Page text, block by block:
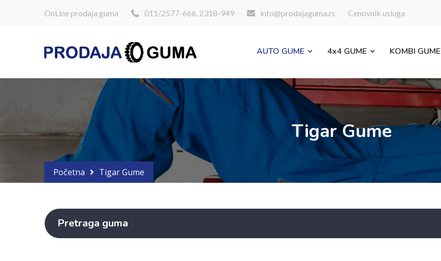
OnLine prodaja guma 011/2577-666, 2318-949 info@prodajaguma.rs Cenovnik usluga
AUTO GUME 4x4 GUME KOMBI GUME
Tigar Gume
Početna Tigar Gume
Pretraga guma